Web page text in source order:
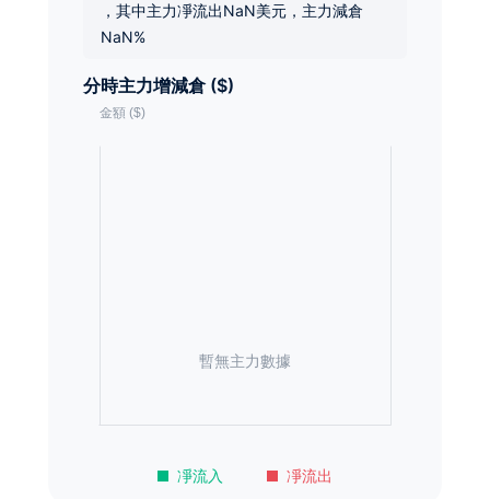
，其中主力凈流出NaN美元，主力減倉
NaN%
分時主力增減倉 ($)
凈流入 凈流出
暫無主力數據